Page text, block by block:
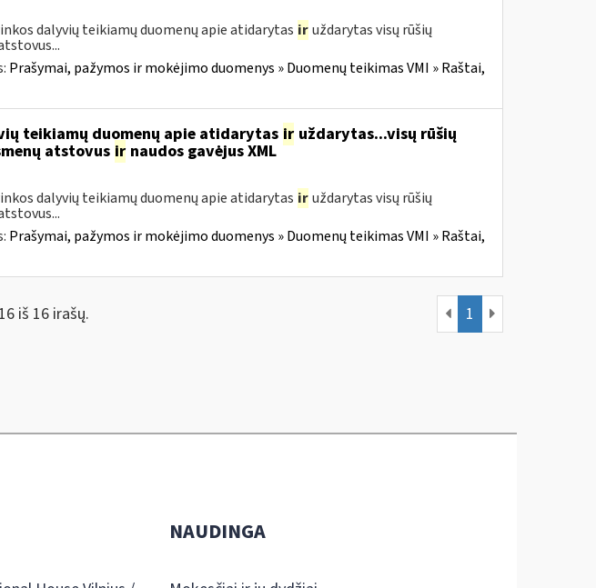
dalyvių teikiamų duomenų apie atidarytas ir uždarytas visų rūšių
Prašymai, pažymos ir mokėjimo duomenys » Duomenų teikimas VMI » Raštai,
teikiamų duomenų apie atidarytas iruždarytas...visų rūšių
atstovus irnaudos gavėjus XML
dalyvių teikiamų duomenų apie atidarytas ir uždarytas visų rūšių
Prašymai, pažymos ir mokėjimo duomenys » Duomenų teikimas VMI » Raštai,
iš 16 irašų. 1
NAUDINGA